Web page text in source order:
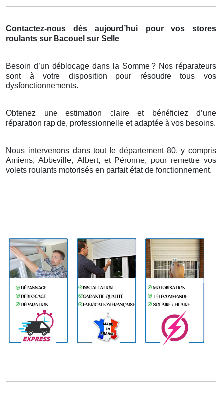
Contactez-nous dès aujourd’hui pour vos stores
roulants sur Bacouel sur Selle
Besoin d’un déblocage dans la Somme? Nos réparateurs
sont à votre disposition pour résoudre tous vos
dysfonctionnements.
Obtenez une estimation claire et bénéficiez d’une
réparation rapide, professionnelle et adaptée à vos besoins.
Nous intervenons dans tout le département 80, y compris
Amiens, Abbeville, Albert, et Péronne, pour remettre vos
volets roulants motorisés en parfait état de fonctionnement.